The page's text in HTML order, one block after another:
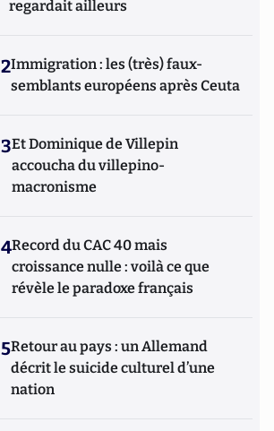
regardait ailleurs
2Immigration : les (très) faux-
semblants européens après Ceuta
3Et Dominique de Villepin
accoucha du villepino-
macronisme
4Record du CAC 40 mais
croissance nulle : voilà ce que
révèle le paradoxe français
5Retour au pays : un Allemand
décrit le suicide culturel d’une
nation